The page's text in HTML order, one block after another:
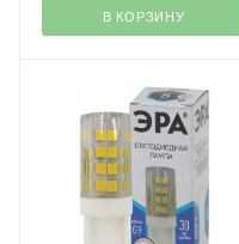
В КОРЗИНУ